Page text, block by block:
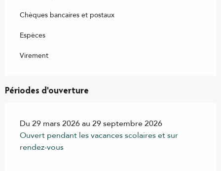
Chèques bancaires et postaux
Espèces
Virement
Périodes d'ouverture
Du 29 mars 2026 au 29 septembre 2026
Ouvert pendant les vacances scolaires et sur
rendez-vous